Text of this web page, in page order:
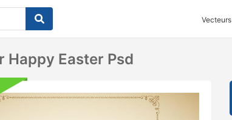
Vecteurs
Happy Easter Psd